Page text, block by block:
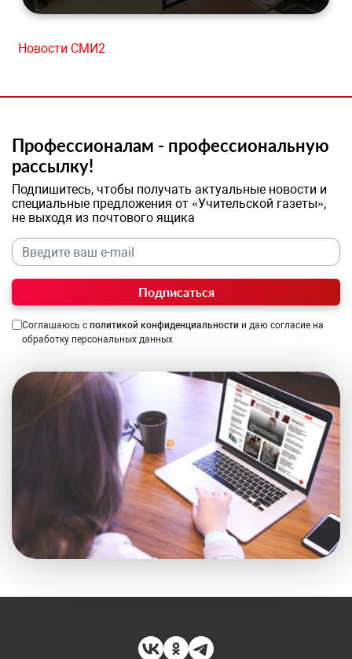
Новости СМИ2
Профессионалам - профессиональную
рассылку!
Подпишитесь, чтобы получать актуальные новости и
специальные предложения от «Учительской газеты»,
не выходя из почтового ящика
Подписаться
Соглашаюсь с политикой конфиденциальности и даю согласие на
обработку персональных данных